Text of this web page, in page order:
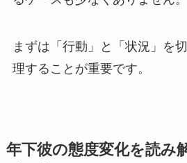
まずは「行動」と「状況」を
理することが重要です。
年下彼の態度変化を読み